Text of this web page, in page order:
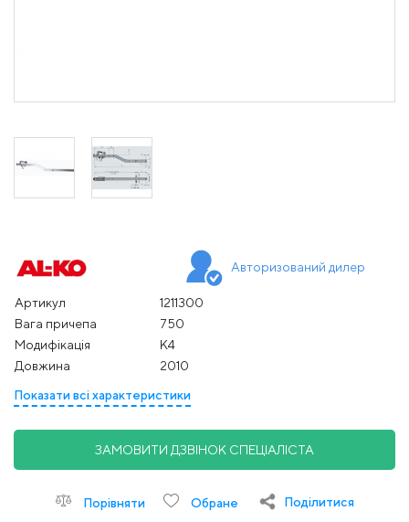
Авторизований дилер
Артикул
1211300
Вага причепа
750
Модифікація
K4
Довжина
2010
Показати всі характеристики
ЗАМОВИТИ ДЗВІНОК СПЕЦІАЛІСТА
Порівняти Обране Поділитися